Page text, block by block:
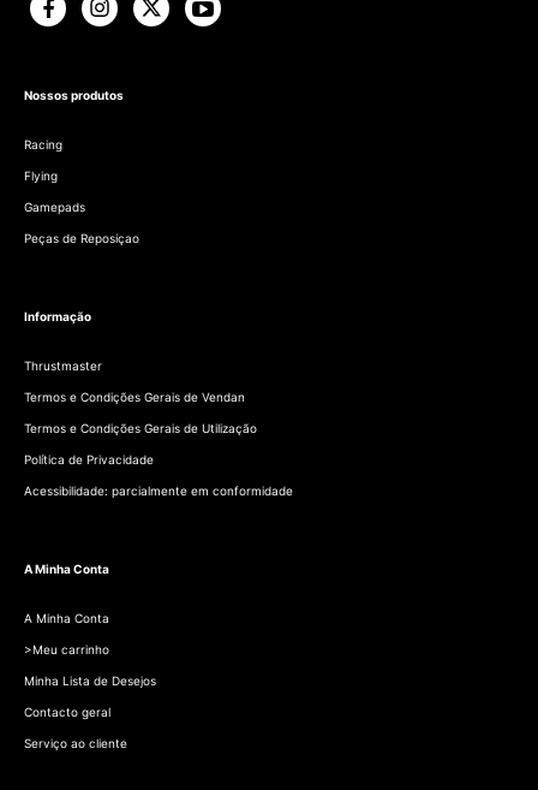
Nossos produtos
Racing
Flying
Gamepads
Peças de Reposiçao
Informação
Thrustmaster
Termos e Condições Gerais de Vendan
Termos e Condições Gerais de Utilização
Política de Privacidade
Acessibilidade: parcialmente em conformidade
A Minha Conta
A Minha Conta
>Meu carrinho
Minha Lista de Desejos
Contacto geral
Serviço ao cliente